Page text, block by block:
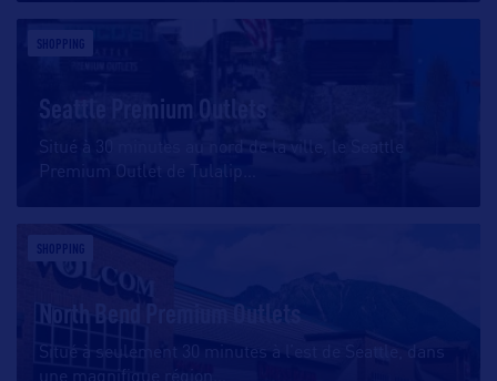
SHOPPING
Seattle Premium Outlets
Situé à 30 minutes au nord de la ville, le Seattle
Premium Outlet de Tulalip
SHOPPING
North Bend Premium Outlets
Situé à seulement 30 minutes à l’est de Seattle, dans